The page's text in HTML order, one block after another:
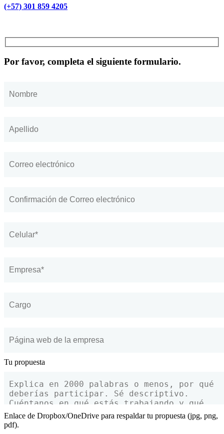
(+57) 301 859 4205
Por favor, completa el siguiente formulario.
Tu propuesta
Enlace de Dropbox/OneDrive para respaldar tu propuesta (jpg, png,
pdf).